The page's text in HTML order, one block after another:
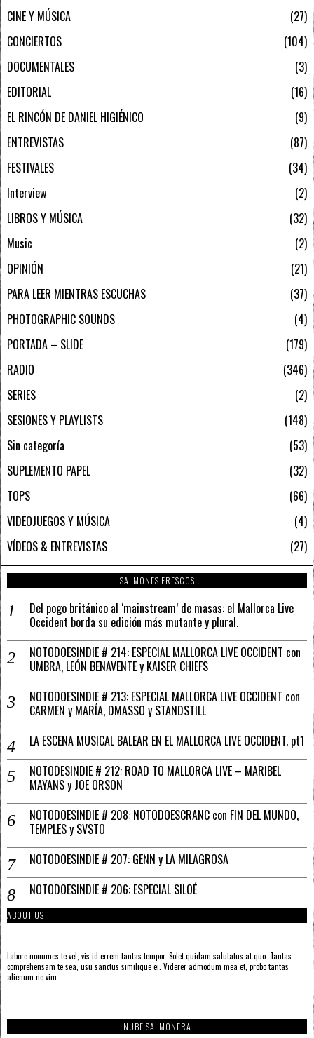
CINE Y MÚSICA
27
CONCIERTOS
104
DOCUMENTALES
3
EDITORIAL
16
EL RINCÓN DE DANIEL HIGIÉNICO
9
ENTREVISTAS
87
FESTIVALES
34
Interview
2
LIBROS Y MÚSICA
32
Music
2
OPINIÓN
21
PARA LEER MIENTRAS ESCUCHAS
37
PHOTOGRAPHIC SOUNDS
4
PORTADA – SLIDE
179
RADIO
346
SERIES
2
SESIONES Y PLAYLISTS
148
Sin categoría
53
SUPLEMENTO PAPEL
32
TOPS
66
VIDEOJUEGOS Y MÚSICA
4
VÍDEOS & ENTREVISTAS
27
SALMONES FRESCOS
Del pogo británico al ‘mainstream’ de masas: el Mallorca Live
Occident borda su edición más mutante y plural.
NOTODOESINDIE # 214: ESPECIAL MALLORCA LIVE OCCIDENT con
UMBRA, LEÓN BENAVENTE y KAISER CHIEFS
NOTODOESINDIE # 213: ESPECIAL MALLORCA LIVE OCCIDENT con
CARMEN y MARÍA, DMASSO y STANDSTILL
LA ESCENA MUSICAL BALEAR EN EL MALLORCA LIVE OCCIDENT. pt1
NOTODESINDIE # 212: ROAD TO MALLORCA LIVE – MARIBEL
MAYANS y JOE ORSON
NOTODOESINDIE # 208: NOTODOESCRANC con FIN DEL MUNDO,
TEMPLES y SVSTO
NOTODOESINDIE # 207: GENN y LA MILAGROSA
NOTODOESINDIE # 206: ESPECIAL SILOÉ
ABOUT US
Labore nonumes te vel, vis id errem tantas tempor. Solet quidam salutatus at quo. Tantas
comprehensam te sea, usu sanctus similique ei. Viderer admodum mea et, probo tantas
alienum ne vim.
NUBE SALMONERA